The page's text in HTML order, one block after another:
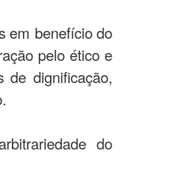
em benefício do
pelo ético e
dignificação,
do